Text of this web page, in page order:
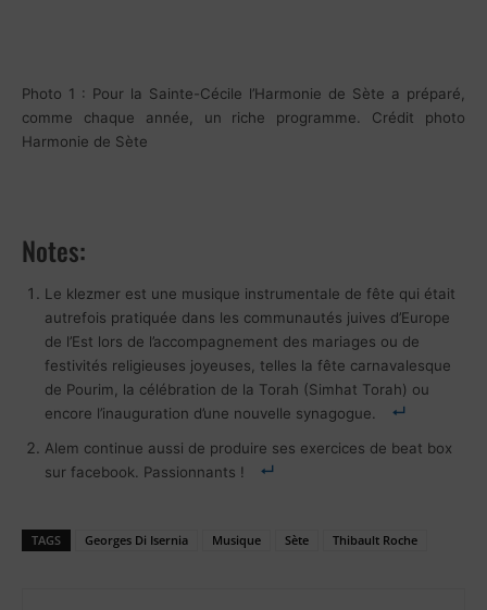
Photo 1 : Pour la Sainte-Cécile l’Harmonie de Sète a préparé,
comme chaque année, un riche programme. Crédit photo
Harmonie de Sète
Notes:
Le klezmer est une musique instrumentale de fête qui était
autrefois pratiquée dans les communautés juives d’Europe
de l’Est lors de l’accompagnement des mariages ou de
festivités religieuses joyeuses, telles la fête carnavalesque
de Pourim, la célébration de la Torah (Simhat Torah) ou
encore l’inauguration d’une nouvelle synagogue.
Alem continue aussi de produire ses exercices de beat box
sur facebook. Passionnants !
TAGS Georges Di Isernia Musique Sète Thibault Roche